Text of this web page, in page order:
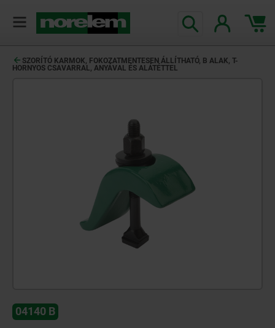
SZORÍTÓ KARMOK, FOKOZATMENTESEN ÁLLÍTHATÓ, B ALAK, T-
HORNYOS CSAVARRAL, ANYÁVAL ÉS ALÁTÉTTEL
04140 B